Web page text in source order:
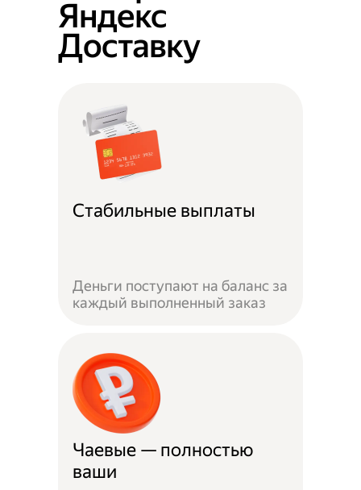
Яндекс
Доставку
Стабильные выплаты
Деньги поступают на баланс за
каждый выполненный заказ
Чаевые — полностью
ваши